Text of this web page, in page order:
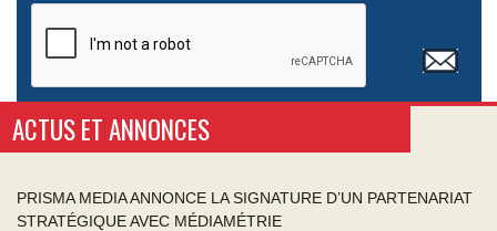
ACTUS ET ANNONCES
PRISMA MEDIA ANNONCE LA SIGNATURE D’UN PARTENARIAT
STRATÉGIQUE AVEC MÉDIAMÉTRIE